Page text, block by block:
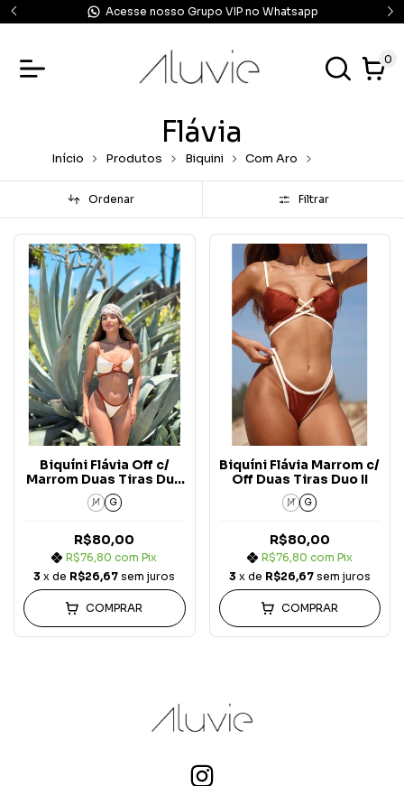
Acesse nosso Grupo VIP no Whatsapp
0
Flávia
Início Produtos Biquini Com Aro
Ordenar Filtrar
Biquíni Flávia Off c/
Marrom Duas Tiras Duo
II
M G
R$80,00
R$76,80com Pix
3 x de R$26,67 sem juros
COMPRAR
Biquíni Flávia Marrom c/
Off Duas Tiras Duo II
M G
R$80,00
R$76,80 com Pix
3 x de R$26,67 sem juros
COMPRAR